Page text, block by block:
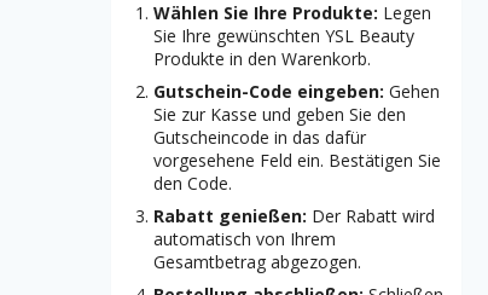
Wählen Sie Ihre Produkte: Legen
Sie Ihre gewünschten YSL Beauty
Produkte in den Warenkorb.
Gutschein-Code eingeben: Gehen
Sie zur Kasse und geben Sie den
Gutscheincode in das dafür
vorgesehene Feld ein. Bestätigen Sie
den Code.
Rabatt genießen: Der Rabatt wird
automatisch von Ihrem
Gesamtbetrag abgezogen.